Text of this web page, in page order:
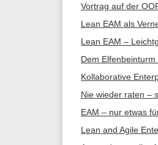
Vortrag auf der
Lean EAM als
Lean EAM –
Dem
Kollaborative
Nie wieder raten –
EAM – nur etwas
Lean and Agile